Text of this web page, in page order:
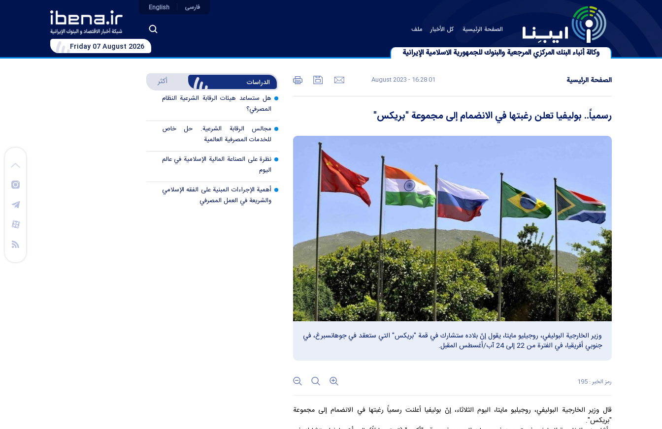
وكالة أنباء البنك المركزي المرجعية والبنوك للجمهورية الاسلامية الإيرانية
الصفحة الرئیسیة كل الأخبار ملف
فارسی English
Friday 07 August 2026
الصفحة الرئیسیة 01 August 2023 - 16:28
رسمياً.. بوليفيا تعلن رغبتها في الانضمام إلى مجموعة "بريكس"
وزير الخارجية البوليفي، روجيليو مايتا، يقول إنّ بلاده ستشارك في قمة "بريكس" التي ستعقد في جوهانسبرغ، في
جنوبي أفريقيا، في الفترة من 22 إلى 24 آب/أغسطس المقبل.
رمز الخبر : 195
قال وزير الخارجية البوليفي، روجيليو مايتا، اليوم الثلاثاء، إنّ بوليفيا أعلنت رسمياً رغبتها في الانضمام إلى مجموعة
"بريكس".
الدراسات أكثر
هل ستساعد هيئات الرقابة الشرعية النظام
المصرفي؟
مجالس الرقابة الشرعية. حل خاص
للخدمات المصرفية العالمية
نظرة على الصناعة المالية الإسلامية في عالم
اليوم
أهمية الإجراءات المبنية على الفقه الإسلامي
والشريعة في العمل المصرفي